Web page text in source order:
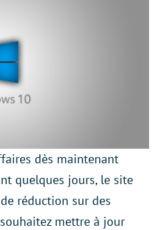
dès maintenant
quelques jours, le site
réduction sur des
mettre à jour